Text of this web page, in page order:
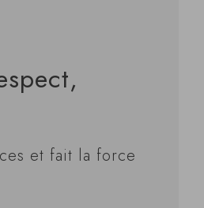
et fait la force